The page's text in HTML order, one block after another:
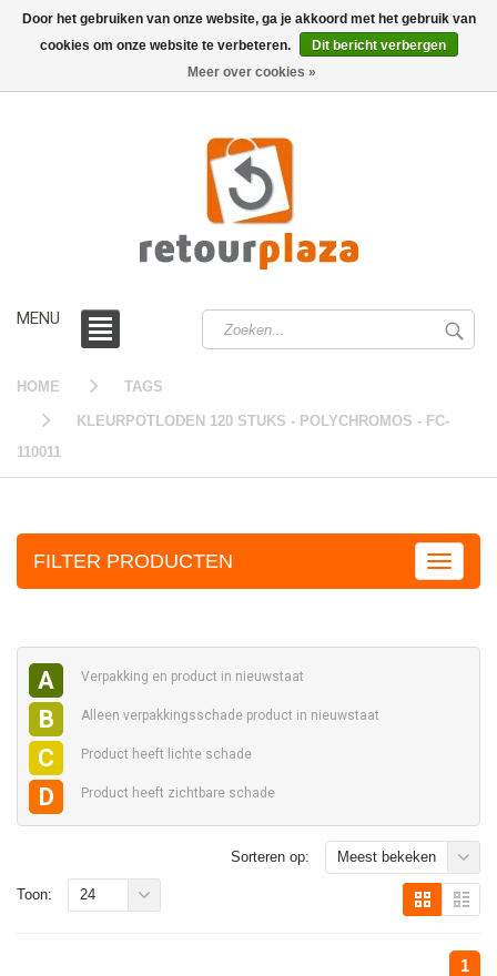
MENU
HOME TAGS
KLEURPOTLODEN 120 STUKS - POLYCHROMOS - FC-
110011
FILTER PRODUCTEN
A Verpakking en product in nieuwstaat
B Alleen verpakkingsschade product in nieuwstaat
C Product heeft lichte schade
D Product heeft zichtbare schade
Sorteren op: Meest bekeken
1
Toon: 24
Door het gebruiken van onze website, ga je akkoord met het gebruik van
cookies om onze website te verbeteren.
Dit bericht verbergen
Meer over cookies »